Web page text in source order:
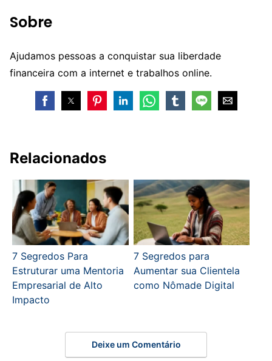
Sobre
Ajudamos pessoas a conquistar sua liberdade
financeira com a internet e trabalhos online.
Relacionados
7 Segredos Para
Estruturar uma Mentoria
Empresarial de Alto
Impacto
7 Segredos para
Aumentar sua Clientela
como Nômade Digital
Deixe um Comentário